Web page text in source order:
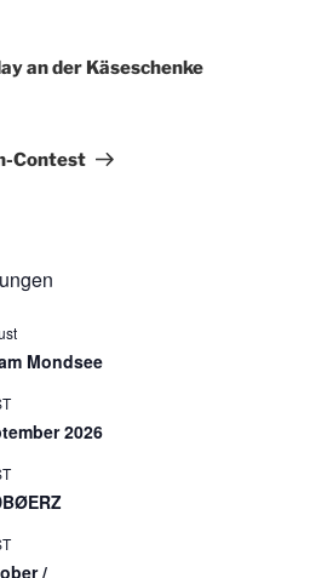
an der Käseschenke
Contest
Mondsee
2026
/